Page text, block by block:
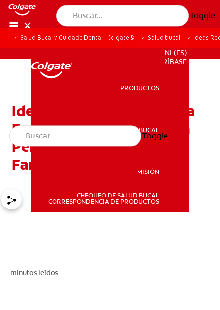
Toggle
SALUD BUCAL
NI (ES)
SUSCRÍBASE
PRODUCTOS
SALUD BUCAL
MISIÓN
CHEQUEO DE SALUD BUCAL
CORRESPONDENCIA DE PRODUCTOS
Toggle
Salud Bucal y Cuidado Dental | Colgate® Salud bucal Ideas
Ideas Recomendadas Para
Escribir La Carta Al Ratón
Pérez Y Cumplir Las
Fantasías De Su Hijo/A
minutos leídos